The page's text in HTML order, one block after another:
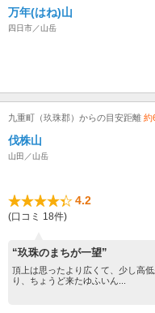
万年(はね)山
四日市／山岳
九重町（玖珠郡）からの目安距離 約
伐株山
山田／山岳
4.2
(口コミ 18件)
“玖珠のまちが一望”
頂上は思ったより広くて、少し高
り、ちょうど来たゆふいん...